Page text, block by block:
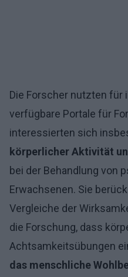
Die Forscher nutzten für
verfügbare Portale für
interessierten sich
körperlicher Aktivität
bei der Behandlung von
Erwachsenen. Sie
Vergleiche der
die Forschung, dass
Achtsamkeitsübungen
das menschliche